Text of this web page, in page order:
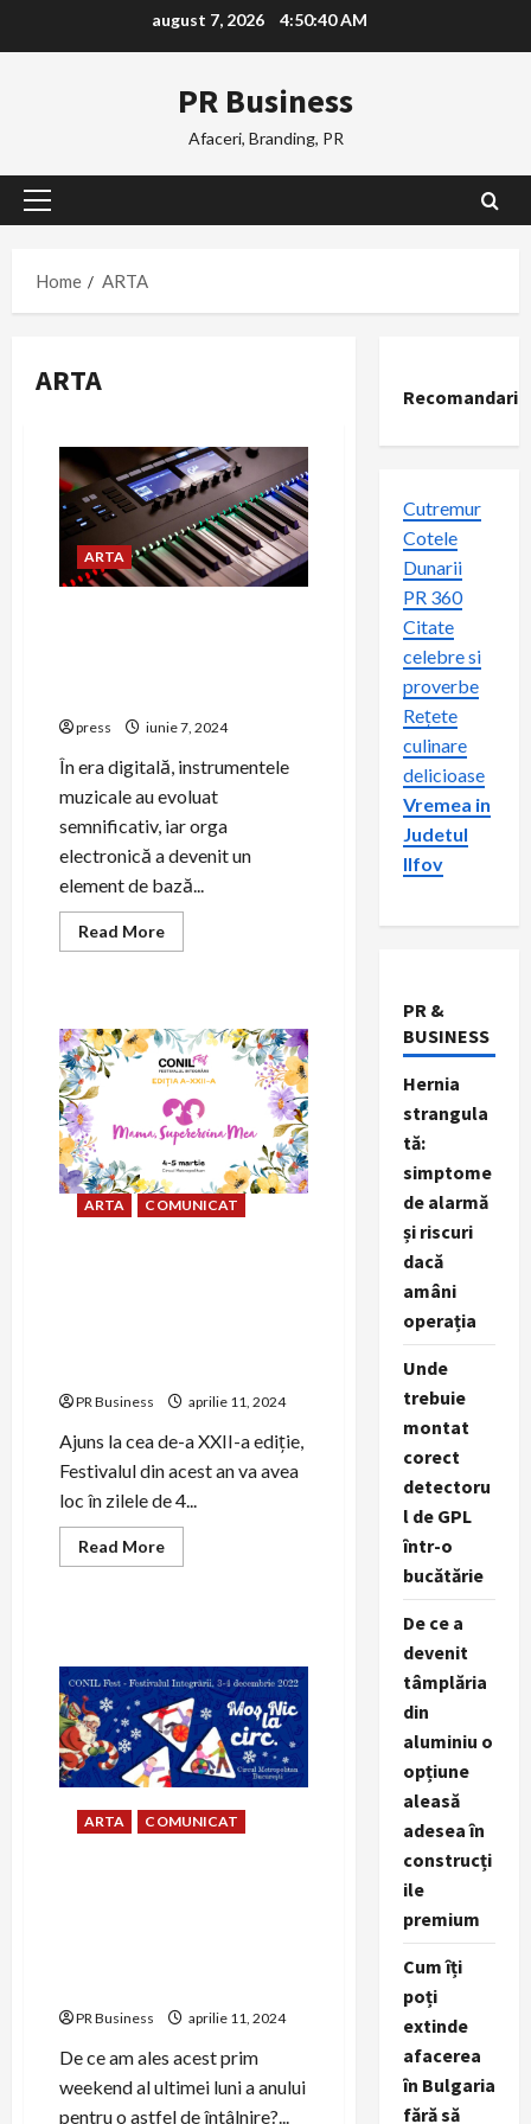
august 7, 2026 4:50:41 AM
PR Business
Afaceri, Branding, PR
Primary
Home
ARTA
ARTA
ARTA
press iunie 7, 2024
În era digitală, instrumentele
muzicale au evoluat
semnificativ, iar orga
electronică a devenit un
element de bază...
Read MoreRead
more
care
orga
electronică
este
alegerea
perfectă
pentru
orice
muzician
ARTA COMUNICAT
PR Business aprilie 11, 2024
Ajuns la cea de-a XXII-a ediție,
Festivalul din acest an va avea
loc în zilele de 4...
Read MoreRead
more
forțele
pentru
CONIL
FEST,
Festivalul
Integrarii,
Mama,
supereroina
Targul
Primaverii
ARTA COMUNICAT
PR Business aprilie 11, 2024
De ce am ales acest prim
weekend al ultimei luni a anului
pentru o astfel de întâlnire?...
Recomandari
Cutremur
Cotele
Dunarii
PR 360
Citate
celebre si
proverbe
Rețete
culinare
delicioase
Vremea in
Judetul
Ilfov
PR &
BUSINESS
Hernia
strangula
tă:
simptome
de alarmă
și riscuri
dacă
amâni
operația
Unde
trebuie
montat
corect
detectoru
l de GPL
într-o
bucătărie
De ce a
devenit
tâmplăria
din
aluminiu o
opțiune
aleasă
adesea în
construcți
ile
premium
Cum îți
poți
extinde
afacerea
în Bulgaria
fără să